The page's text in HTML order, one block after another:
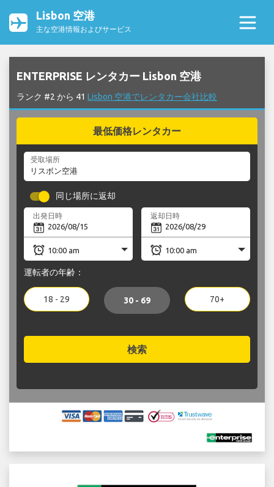
Lisbon 空港
主な空港情報およびサービス
ENTERPRISE レンタカー Lisbon 空港
ランク #2 から 41 Lisbon 空港でレンタカー会社比較
最低価格レンタカー
受取場所
同じ場所に返却
出発日時 返却日時
運転者の年齢：
18 - 29 30 - 69 70+
検索